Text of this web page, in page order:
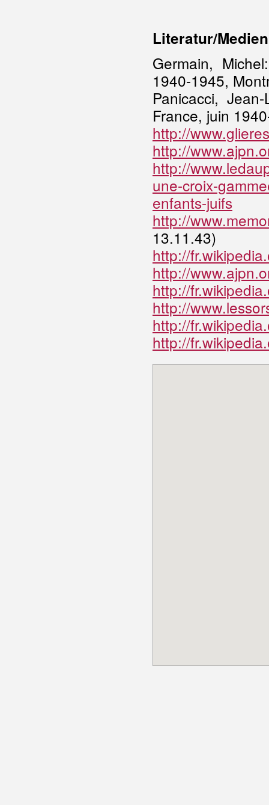
Literatur/Medien
Germain,
1940-1945,
Panicacci,
France, juin
http://
http://
http://
une-croix-
enfants-juifs
http://
13.11.43)
http://
http://
http://
http://
http://
http://